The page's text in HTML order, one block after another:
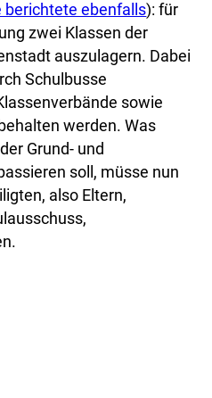
berichtete ebenfalls): für
zwei Klassen der
auszulagern. Dabei
Schulbusse
sowie
werden. Was
Grund- und
soll, müsse nun
also Eltern,